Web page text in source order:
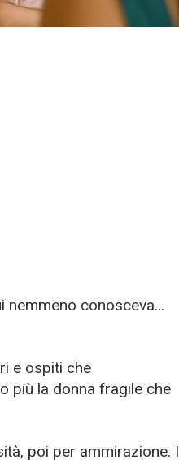
nemmeno conosceva…
e ospiti che
più la donna fragile che
poi per ammirazione. I